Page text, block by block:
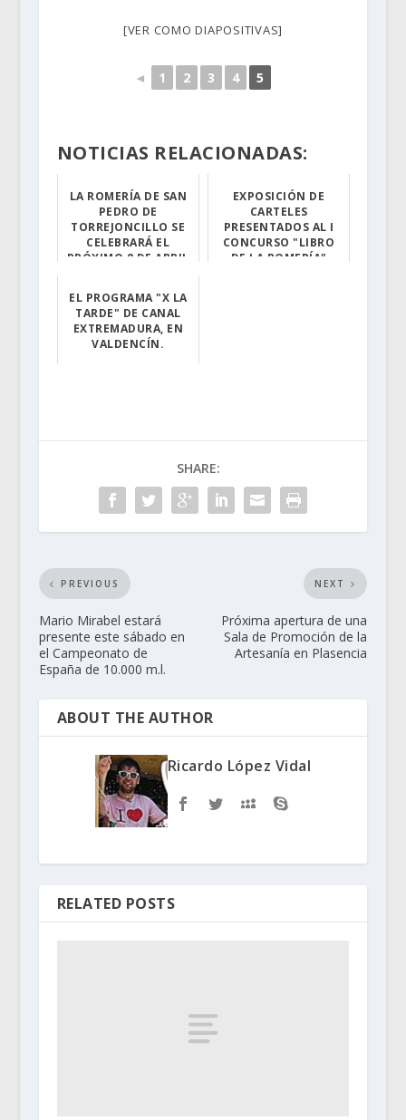
[VER COMO DIAPOSITIVAS]
◄ 1 2 3 4 5
NOTICIAS RELACIONADAS:
LA ROMERÍA DE SAN
PEDRO DE
TORREJONCILLO SE
CELEBRARÁ EL
PRÓXIMO 8 DE ABRIL
EXPOSICIÓN DE
CARTELES
PRESENTADOS AL I
CONCURSO "LIBRO
DE LA ROMERÍA"
EL PROGRAMA "X LA
TARDE" DE CANAL
EXTREMADURA, EN
VALDENCÍN.
SHARE:
PREVIOUS
Mario Mirabel estará
presente este sábado en
el Campeonato de
España de 10.000 m.l.
NEXT
Próxima apertura de una
Sala de Promoción de la
Artesanía en Plasencia
ABOUT THE AUTHOR
Ricardo López Vidal
RELATED POSTS